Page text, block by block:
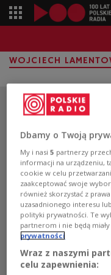
WOJCIECH
Pobierz
Dbamy o Twoją
My i nasi5 partnerzy
informacji na urządzeniu,
cookie w celu
zaakceptować swoje
również skorzystać z
uzasadnionego interesu
polityki prywatności. Te
partnerom i nie będą
prywatności
Wraz z naszymi
celu zapewnienia: